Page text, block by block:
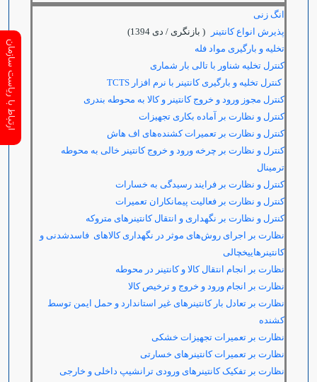
انگ زنی
پذیرش انواع کانتینر
( بازنگری / دی 1394)
تخلیه و بارگیری مواد فله
کنترل تخلیه شناور با تالی بار شماری
کنترل تخلیه و بارگیری کانتینر با نرم افزار TCTS
کنترل مجوز ورود و خروج کانتینر و کالا به محوطه بندری
کنترل و نظارت بر آماده بکاری تجهیزات
کنترل و نظارت بر تعمیرات کشنده‌های اف هاش
کنترل و نظارت بر چرخه ورود و خروج کانتینر خالی به محوطه
ترمینال
کنترل و نظارت بر فرایند رسیدگی به خسارات
کنترل و نظارت بر فعالیت پیمانکاران تعمیرات
کنترل و نظارت بر نگهداری و انتقال کانتینرهای متروکه
نظارت بر اجرای روش‌های موثر در نگهداری کالاهای فاسدشدنی و
کانتینرهاییخچالی
نظارت بر انجام انتقال کالا و کانتینر در محوطه
نظارت بر انجام ورود و خروج و ترخیص کالا
نظارت بر تعادل بار کانتینرهای غیر استاندارد و حمل ایمن توسط
کشنده
نظارت بر تعمیرات تجهیزات خشکی
نظارت بر تعمیرات کانتینرهای خسارتی
نظارت بر تفکیک کانتینرهای ورودی ترانشیپ داخلی و خارجی
ارتباط با ریاست سازمان